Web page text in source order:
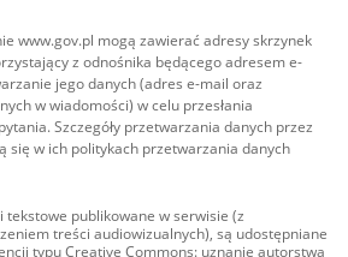
www.gov.pl mogą zawierać adresy skrzynek
z odnośnika będącego adresem e-
jego danych (adres e-mail oraz
w wiadomości) w celu przesłania
Szczegóły przetwarzania danych przez
się w ich politykach przetwarzania danych
tekstowe publikowane w serwisie (z
treści audiowizualnych), są udostępniane
typu Creative Commons: uznanie autorstwa